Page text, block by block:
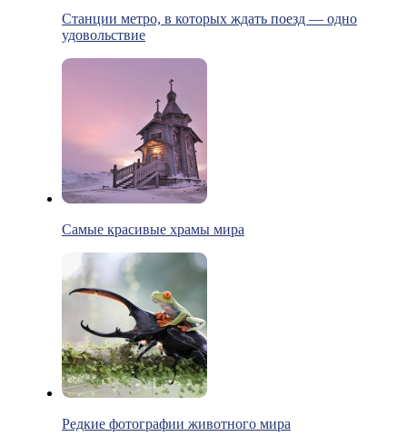
Станции метро, в которых ждать поезд — одно
удовольствие
Самые красивые храмы мира
Редкие фотографии животного мира